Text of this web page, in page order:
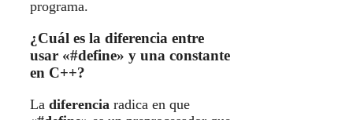
programa.
¿Cuál es la diferencia entre
usar «#define» y una constante
en C++?
La diferencia radica en que